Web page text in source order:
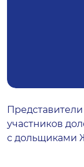
участников
с дольщиками